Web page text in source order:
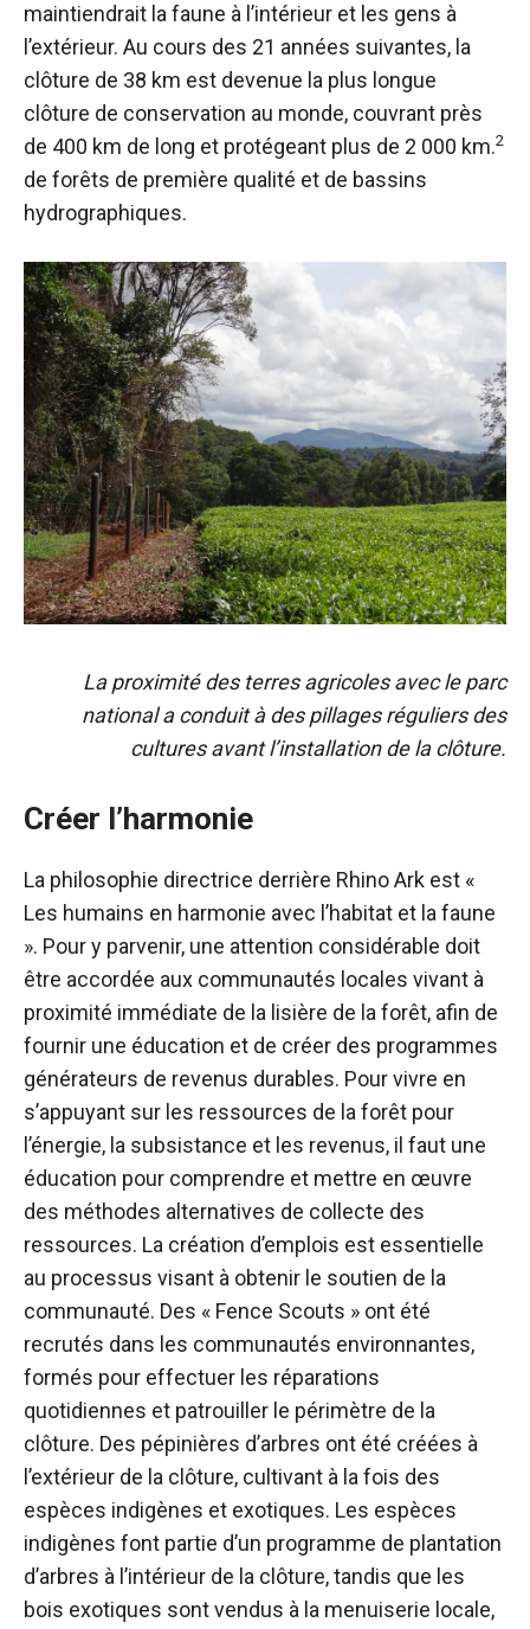
maintiendrait la faune à l’intérieur et les gens à
l’extérieur. Au cours des 21 années suivantes, la
clôture de 38 km est devenue la plus longue
clôture de conservation au monde, couvrant près
de 400 km de long et protégeant plus de 2 000 km.2
de forêts de première qualité et de bassins
hydrographiques.
La proximité des terres agricoles avec le parc
national a conduit à des pillages réguliers des
cultures avant l’installation de la clôture.
Créer l’harmonie
La philosophie directrice derrière Rhino Ark est «
Les humains en harmonie avec l’habitat et la faune
». Pour y parvenir, une attention considérable doit
être accordée aux communautés locales vivant à
proximité immédiate de la lisière de la forêt, afin de
fournir une éducation et de créer des programmes
générateurs de revenus durables. Pour vivre en
s’appuyant sur les ressources de la forêt pour
l’énergie, la subsistance et les revenus, il faut une
éducation pour comprendre et mettre en œuvre
des méthodes alternatives de collecte des
ressources. La création d’emplois est essentielle
au processus visant à obtenir le soutien de la
communauté. Des « Fence Scouts » ont été
recrutés dans les communautés environnantes,
formés pour effectuer les réparations
quotidiennes et patrouiller le périmètre de la
clôture. Des pépinières d’arbres ont été créées à
l’extérieur de la clôture, cultivant à la fois des
espèces indigènes et exotiques. Les espèces
indigènes font partie d’un programme de plantation
d’arbres à l’intérieur de la clôture, tandis que les
bois exotiques sont vendus à la menuiserie locale,